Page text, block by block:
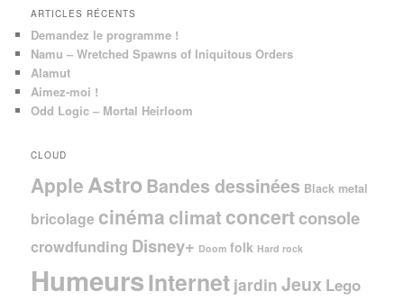
ARTICLES RÉCENTS
Demandez le programme !
Namu – Wretched Spawns of Iniquitous Orders
Alamut
Aimez-moi !
Odd Logic – Mortal Heirloom
CLOUD
Apple AstroBandes dessinées Black metal
bricolage cinéma climat concertconsole
crowdfunding Disney+ Doom folk Hard rock
HumeursInternet jardin Jeux Lego